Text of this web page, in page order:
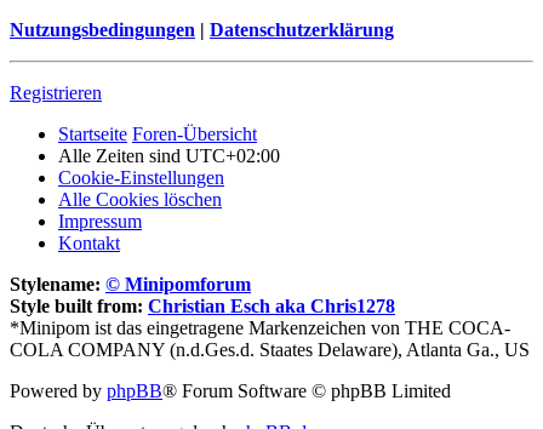
Nutzungsbedingungen | Datenschutzerklärung
Registrieren
Startseite Foren-Übersicht
Alle Zeiten sind UTC+02:00
Cookie-Einstellungen
Alle Cookies löschen
Impressum
Kontakt
Stylename: © Minipomforum
Style built from: Christian Esch aka Chris1278
*Minipom ist das eingetragene Markenzeichen von THE COCA-
COLA COMPANY (n.d.Ges.d. Staates Delaware), Atlanta Ga., US
Powered by phpBB® Forum Software © phpBB Limited